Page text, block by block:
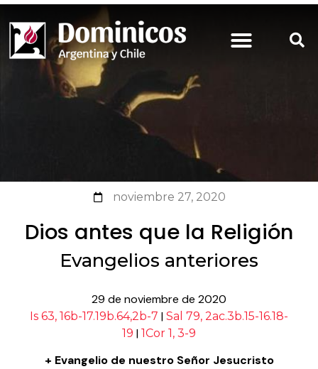
noviembre 27, 2020
Dios antes que la Religión
Evangelios anteriores
29 de noviembre de 2020
Is 63, 16b-17.19b.64,2b-7 | Sal 79, 2ac.3b.15-16.18-
19 | 1Cor 1, 3-9
+ Evangelio de nuestro Señor Jesucristo